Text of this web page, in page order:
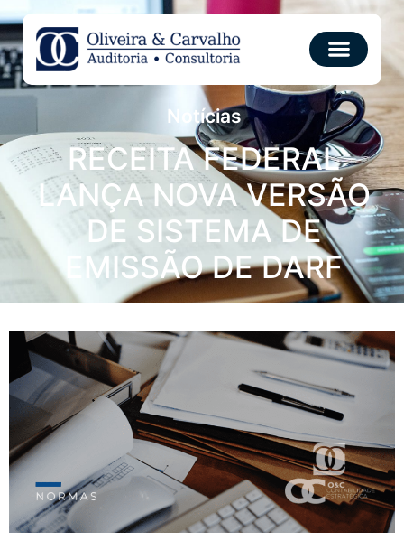
Notícias
RECEITA FEDERAL
LANÇA NOVA VERSÃO
DE SISTEMA DE
EMISSÃO DE DARF